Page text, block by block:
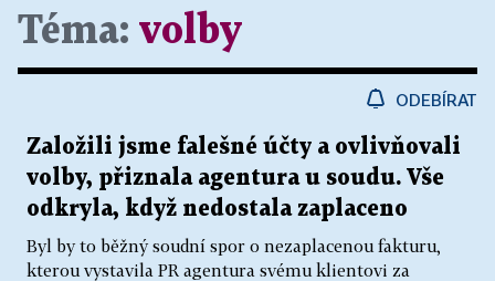
Téma: volby
ODEBÍRAT
Založili jsme falešné účty a ovlivňovali
volby, přiznala agentura u soudu. Vše
odkryla, když nedostala zaplaceno
Byl by to běžný soudní spor o nezaplacenou fakturu,
kterou vystavila PR agentura svému klientovi za